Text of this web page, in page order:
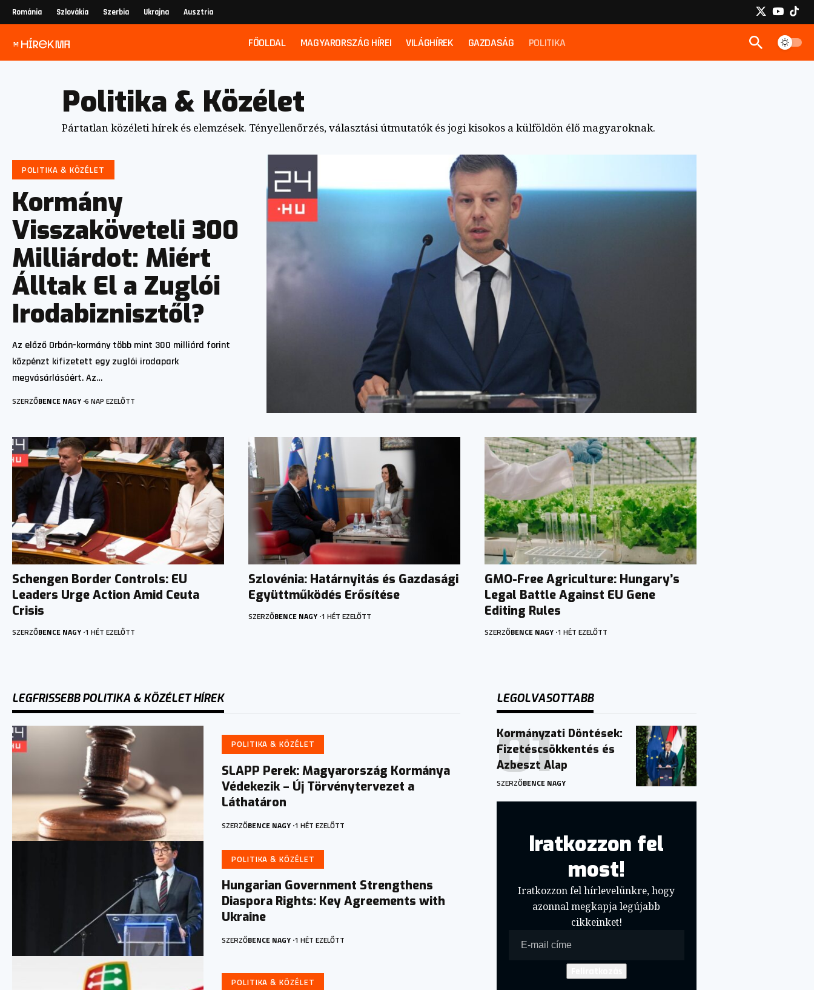
Románia Szlovákia Szerbia Ukrajna Ausztria
FŐOLDAL MAGYARORSZÁG HÍREI VILÁGHÍREK GAZDASÁG POLITIKA
Politika & Közélet
Pártatlan közéleti hírek és elemzések. Tényellenőrzés, választási útmutatók és jogi kisokos a külföldön élő magyaroknak.
POLITIKA & KÖZÉLET
Kormány
Visszaköveteli 300
Milliárdot: Miért
Álltak El a Zuglói
Irodabiznisztől?
Az előző Orbán-kormány több mint 300 milliárd forint
közpénzt kifizetett egy zuglói irodapark
megvásárlásáért. Az…
SZERZŐBENCE NAGY 6 NAP EZELŐTT
Schengen Border Controls: EU
Leaders Urge Action Amid Ceuta
Crisis
SZERZŐBENCE NAGY 1 HÉT EZELŐTT
Szlovénia: Határnyitás és Gazdasági
Együttműködés Erősítése
SZERZŐBENCE NAGY 1 HÉT EZELŐTT
GMO-Free Agriculture: Hungary’s
Legal Battle Against EU Gene
Editing Rules
SZERZŐBENCE NAGY 1 HÉT EZELŐTT
LEGFRISSEBB POLITIKA & KÖZÉLET HÍREK
POLITIKA & KÖZÉLET
SLAPP Perek: Magyarország Kormánya
Védekezik – Új Törvénytervezet a
Láthatáron
SZERZŐBENCE NAGY 1 HÉT EZELŐTT
POLITIKA & KÖZÉLET
Hungarian Government Strengthens
Diaspora Rights: Key Agreements with
Ukraine
SZERZŐBENCE NAGY 1 HÉT EZELŐTT
POLITIKA & KÖZÉLET
LEGOLVASOTTABB
Kormányzati Döntések:
Fizetéscsökkentés és
Azbeszt Alap
SZERZŐBENCE NAGY
Iratkozzon fel
most!
Iratkozzon fel hírlevelünkre, hogy
azonnal megkapja legújabb
cikkeinket!